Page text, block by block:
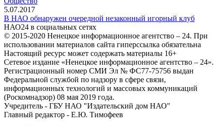
5.07.2017
В НАО обнаружен очередной незаконный игорный клуб
НАО24 в социальных сетях
© 2015-2020 Ненецкое информационное агентство – 24. При
использовании материалов сайта гиперссылка обязательна
Настоящий ресурс может содержать материалы 16+
Сетевое издание «Ненецкое информационное агентство – 24».
Регистрационный номер СМИ Эл № ФС77-75756 выдан
Федеральной службой по надзору в сфере связи,
информационных технологий и массовых коммуникаций
(Роскомнадзор) 08 мая 2019 года.
Учредитель - ГБУ НАО "Издательский дом НАО"
Главный редактор - Е.Ю. Тимофеев